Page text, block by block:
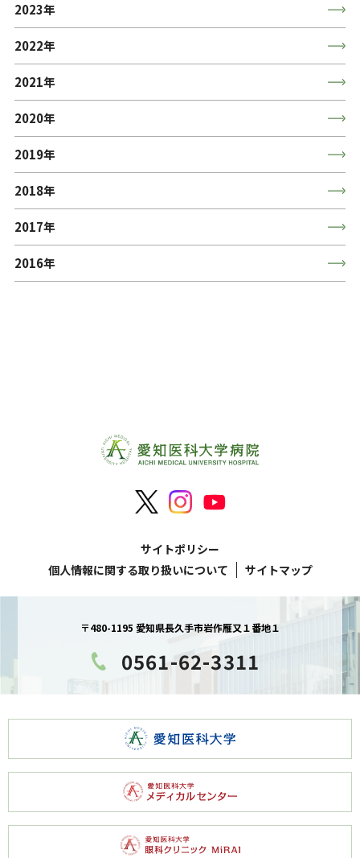
2023年
2022年
2021年
2020年
2019年
2018年
2017年
2016年
サイトポリシー
個人情報に関する取り扱いについて
サイトマップ
〒480-1195 愛知県長久手市岩作雁又１番地１
0561-62-3311